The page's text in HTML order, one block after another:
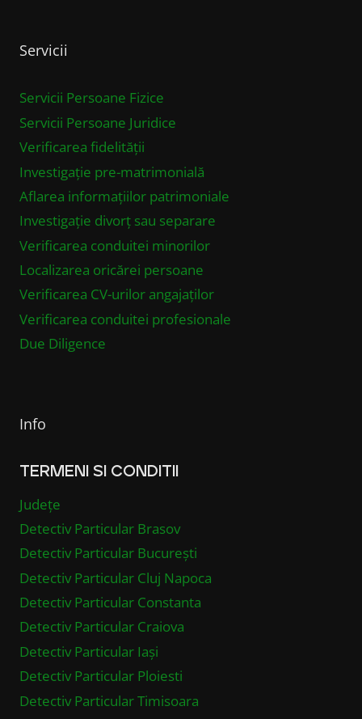
Servicii
Servicii Persoane Fizice
Servicii Persoane Juridice
Verificarea fidelității
Investigație pre-matrimonială
Aflarea informațiilor patrimoniale
Investigație divorț sau separare
Verificarea conduitei minorilor
Localizarea oricărei persoane
Verificarea CV-urilor angajaților
Verificarea conduitei profesionale
Due Diligence
Info
TERMENI SI CONDITII
Județe
Detectiv Particular Brasov
Detectiv Particular București
Detectiv Particular Cluj Napoca
Detectiv Particular Constanta
Detectiv Particular Craiova
Detectiv Particular Iași
Detectiv Particular Ploiesti
Detectiv Particular Timisoara